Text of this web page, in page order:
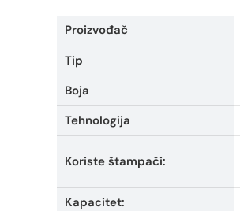
Proizvođač
Tip
Boja
Tehnologija
Koriste štampači:
Kapacitet: